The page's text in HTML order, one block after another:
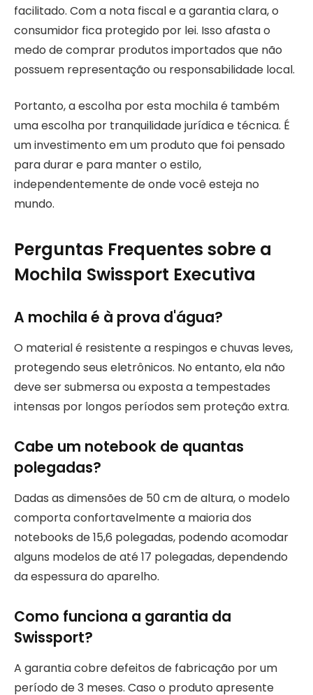
facilitado. Com a nota fiscal e a garantia clara, o
consumidor fica protegido por lei. Isso afasta o
medo de comprar produtos importados que não
possuem representação ou responsabilidade local.
Portanto, a escolha por esta mochila é também
uma escolha por tranquilidade jurídica e técnica. É
um investimento em um produto que foi pensado
para durar e para manter o estilo,
independentemente de onde você esteja no
mundo.
Perguntas Frequentes sobre a
Mochila Swissport Executiva
A mochila é à prova d'água?
O material é resistente a respingos e chuvas leves,
protegendo seus eletrônicos. No entanto, ela não
deve ser submersa ou exposta a tempestades
intensas por longos períodos sem proteção extra.
Cabe um notebook de quantas
polegadas?
Dadas as dimensões de 50 cm de altura, o modelo
comporta confortavelmente a maioria dos
notebooks de 15,6 polegadas, podendo acomodar
alguns modelos de até 17 polegadas, dependendo
da espessura do aparelho.
Como funciona a garantia da
Swissport?
A garantia cobre defeitos de fabricação por um
período de 3 meses. Caso o produto apresente